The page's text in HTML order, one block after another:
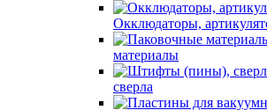
Окклюдаторы,
материалы
сверла